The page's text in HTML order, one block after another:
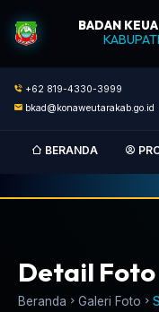
BADAN
+62 819-4330-3999
bkad@konaweutarakab.go.id
BERANDA
Detail Foto
Beranda Galeri Foto